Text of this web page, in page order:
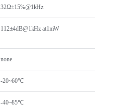
32Ω±15%@1kHz
112±4dB@1kHz at1mW
none
-20~60℃
-40~85℃